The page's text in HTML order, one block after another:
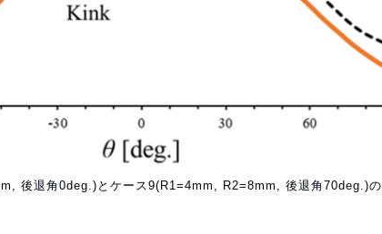
後退角0deg.)とケース9(R1=4mm, R2=8mm, 後退角70deg.)の